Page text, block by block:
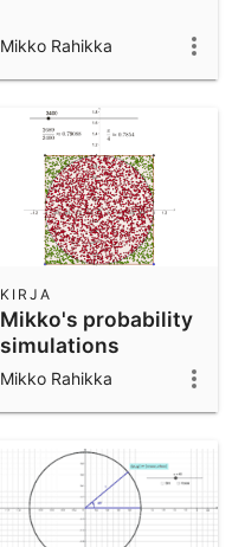
Mikko Rahikka
Mikko's probability
simulations
KIRJA
Mikko Rahikka